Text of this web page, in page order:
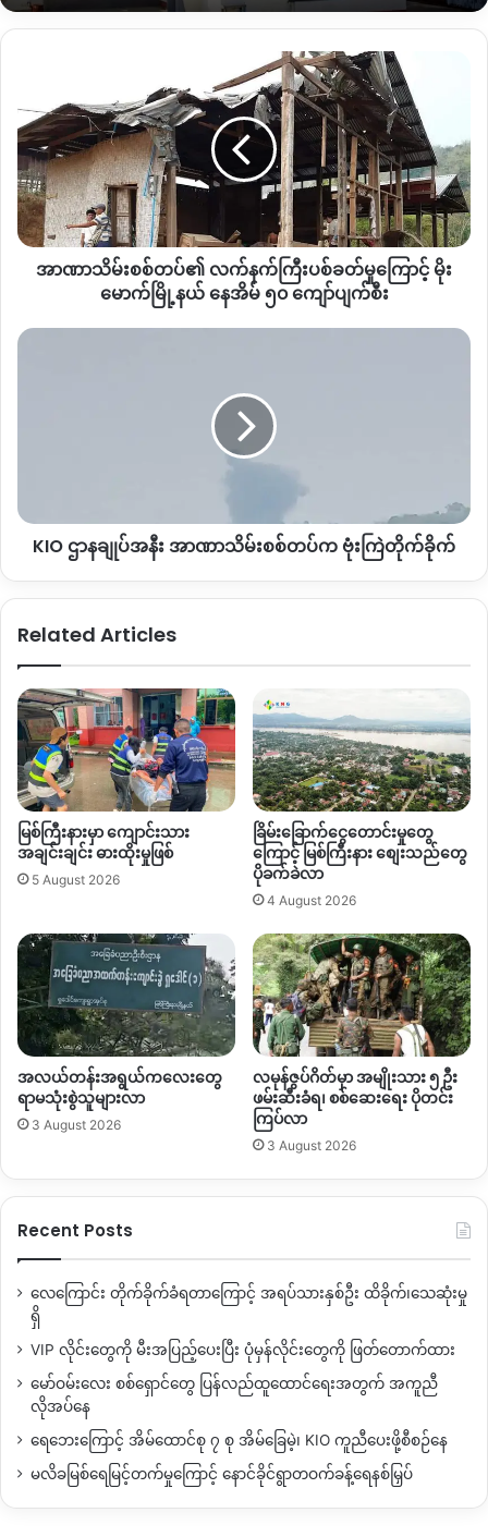
Copy URL
လက်နက်ကြီး
ပစ်ခတ်
မှု
ကြောင့်
မိုး
မောက်
မြို့နယ်
နေအိမ်
ပျက်စီး
အာဏာသိမ်းစစ်တပ်၏ လက်နက်ကြီးပစ်ခတ်မှုကြောင့် မိုး
မောက်မြို့နယ် နေအိမ် ၅၀ ကျော်ပျက်စီး
KIO
KIO ဌာနချုပ်အနီး အာဏာသိမ်းစစ်တပ်က ဗုံးကြဲတိုက်ခိုက်
Related Articles
မြစ်ကြီးနားမှာ ကျောင်းသား
အချင်းချင်း ဓားထိုးမှုဖြစ်
5 August 2026
ခြိမ်းခြောက်ငွေတောင်းမှုတွေ
ကြောင့် မြစ်ကြီးနား စျေးသည်တွေ
ပိုခက်ခဲလာ
4 August 2026
အလယ်တန်းအရွယ်ကလေးတွေ
ရာမသုံးစွဲသူများလာ
3 August 2026
လမုန်ဇွပ်ဂိတ်မှာ အမျိုးသား ၅ ဦး
ဖမ်းဆီးခံရ၊ စစ်ဆေးရေး ပိုတင်း
ကြပ်လာ
3 August 2026
Recent Posts
လေကြောင်း တိုက်ခိုက်ခံရတာကြောင့် အရပ်သားနှစ်ဦး ထိခိုက်၊သေဆုံးမှု
ရှိ
VIP လိုင်းတွေကို မီးအပြည့်ပေးပြီး ပုံမှန်လိုင်းတွေကို ဖြတ်တောက်ထား
မော်ဝမ်းလေး စစ်ရှောင်တွေ ပြန်လည်ထူထောင်ရေးအတွက် အကူညီ
လိုအပ်နေ
ရေဘေးကြောင့် အိမ်ထောင်စု ၇ စု အိမ်ခြေမဲ့၊ KIO ကူညီပေးဖို့စီစဉ်နေ
မလိခမြစ်ရေမြင့်တက်မှုကြောင့် နောင်ခိုင်ရွာတဝက်ခန့်ရေနစ်မြှပ်